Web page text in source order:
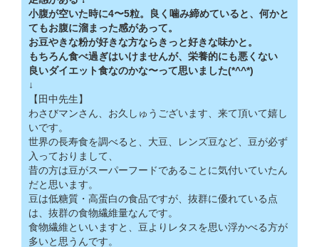
小腹が空いた時に4〜5粒。良く噛み締めていると、何かと
てもお腹に溜まった感があって。
お豆やきな粉が好きな方ならきっと好きな味かと。
もちろん食べ過ぎはいけませんが、栄養的にも悪くない
良いダイエット食なのかな〜って思いました(*^^*)
↓
【田中先生】
わさびマンさん、お久しゅうございます、来て頂いて嬉し
いです。
世界の長寿食を調べると、大豆、レンズ豆など、豆が必ず
入っておりまして、
昔の方は豆がスーパーフードであることに気付いていたん
だと思います。
豆は低糖質・高蛋白の食品ですが、抜群に優れている点
は、抜群の食物繊維量なんです。
食物繊維といいますと、豆よりレタスを思い浮かべる方が
多いと思うんです。